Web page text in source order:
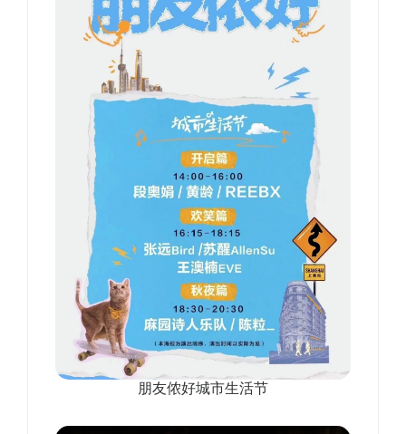
朋友侬好城市生活节